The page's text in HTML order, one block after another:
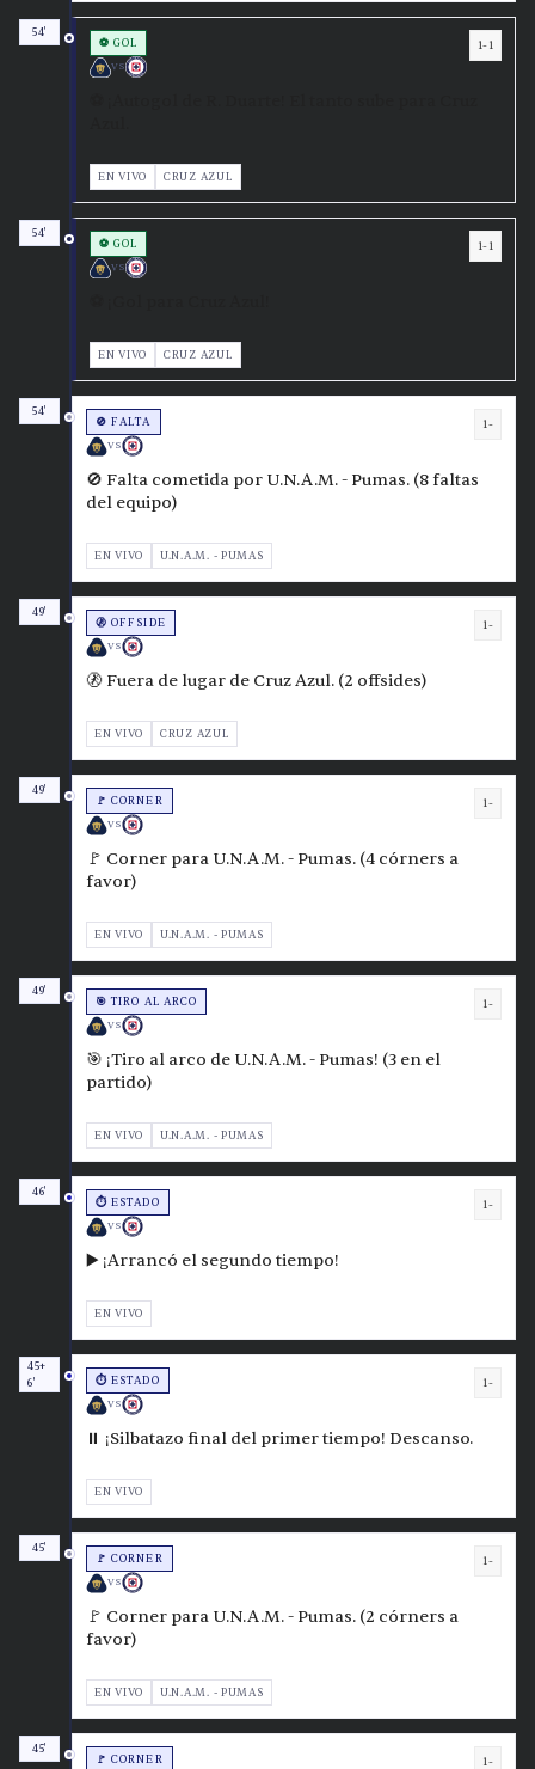
54'
⚽ GOL
VS
1-1
EN VIVO CRUZ AZUL
54'
⚽ GOL
VS
1-1
EN VIVO CRUZ AZUL
54'
🚫 FALTA
VS
1-
🚫 Falta cometida por U.N.A.M. - Pumas. (8 faltas
del equipo)
EN VIVO U.N.A.M. - PUMAS
49'
🚷 OFFSIDE
VS
1-
🚷 Fuera de lugar de Cruz Azul. (2 offsides)
EN VIVO CRUZ AZUL
49'
🚩 CORNER
VS
1-
🚩 Corner para U.N.A.M. - Pumas. (4 córners a
favor)
EN VIVO U.N.A.M. - PUMAS
49'
🎯 TIRO AL ARCO
VS
1-
🎯 ¡Tiro al arco de U.N.A.M. - Pumas! (3 en el
partido)
EN VIVO U.N.A.M. - PUMAS
46'
⏱️ ESTADO
VS
1-
▶️ ¡Arrancó el segundo tiempo!
EN VIVO
45+
6'
⏱️ ESTADO
VS
1-
⏸️ ¡Silbatazo final del primer tiempo! Descanso.
EN VIVO
45'
🚩 CORNER
VS
1-
🚩 Corner para U.N.A.M. - Pumas. (2 córners a
favor)
EN VIVO U.N.A.M. - PUMAS
45'
🚩 CORNER 1-